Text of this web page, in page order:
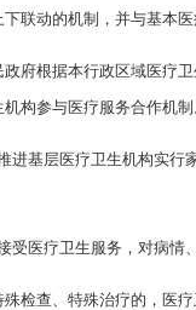
联动的机制，并与基本医
府根据本行政区域医疗
构参与医疗服务合作机制
进基层医疗卫生机构实行
受医疗卫生服务，对病情
殊检查、特殊治疗的，医